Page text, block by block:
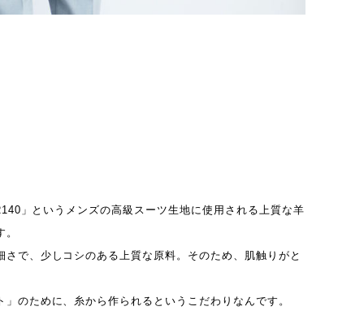
」というメンズの高級スーツ生地に使用される上質な羊
さで、少しコシのある上質な原料。そのため、肌触りがと
」のために、糸から作られるというこだわりなんです。